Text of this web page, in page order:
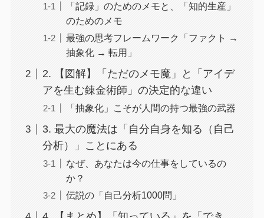
「記録」のためのメモと、「知的生産」
のためのメモ
最強の思考フレームワーク「ファクト →
抽象化 → 転用」
2. 【図解】「ただのメモ魔」と「アイデ
アを生む錬金術師」の決定的な違い
「抽象化」こそが人間の持つ最強の武器
3. 最大の魔法は「自分自身を知る（自己
分析）」ことにある
なぜ、あなたは今の仕事をしているの
か？
伝説の「自己分析1000問」